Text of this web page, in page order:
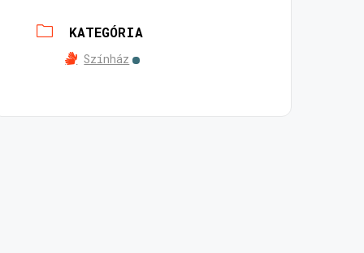
KATEGÓRIA
Színház